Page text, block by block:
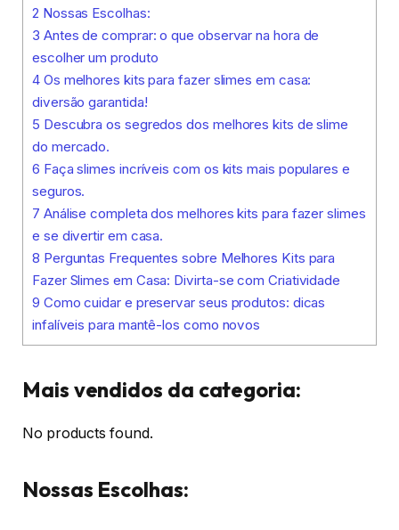
2 Nossas Escolhas:
3 Antes de comprar: o que observar na hora de
escolher um produto
4Os melhores kits para fazer slimes em casa:
diversão garantida!
5 Descubra os segredos dos melhores kits de slime
do mercado.
6 Faça slimes incríveis com os kits mais populares e
seguros.
7 Análise completa dos melhores kits para fazer slimes
e se divertir em casa.
8 Perguntas Frequentes sobre Melhores Kits para
Fazer Slimes em Casa: Divirta-se com Criatividade
9 Como cuidar e preservar seus produtos: dicas
infalíveis para mantê-los como novos
Mais vendidos da categoria:
No products found.
Nossas Escolhas: